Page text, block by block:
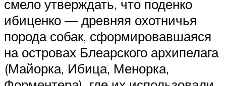
смело утверждать, что поденко
ибиценко ― древняя охотничья
порода собак, сформировавшаяся
на островах Блеарского архипелага
(Майорка, Ибица, Менорка,